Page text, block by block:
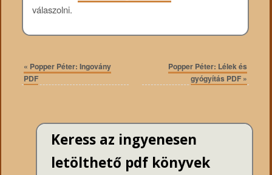
válaszolni.
« Popper Péter: Ingovány
PDF
Popper Péter: Lélek és
gyógyítás PDF »
Keress az ingyenesen
letölthető pdf könyvek